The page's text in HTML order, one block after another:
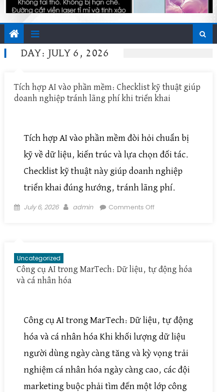
DAY: JULY 6, 2026
Tích hợp AI vào phần mềm: Checklist kỹ thuật giúp
doanh nghiệp tránh lãng phí khi triển khai
Tích hợp AI vào phần mềm đòi hỏi chuẩn bị
kỹ về dữ liệu, kiến trúc và lựa chọn đối tác.
Checklist kỹ thuật này giúp doanh nghiệp
triển khai đúng hướng, tránh lãng phí.
Posted on
July 6, 2026 Author
admin Comments Offon Tích hợp AI vào
phí khi triển khai
Uncategorized
Công cụ AI trong MarTech: Dữ liệu, tự động hóa
và cá nhân hóa
Công cụ AI trong MarTech: Dữ liệu, tự động
hóa và cá nhân hóa Khi khối lượng dữ liệu
người dùng ngày càng tăng và kỳ vọng trải
nghiệm cá nhân hóa ngày càng cao, các đội
marketing buộc phải tìm đến một lớp công